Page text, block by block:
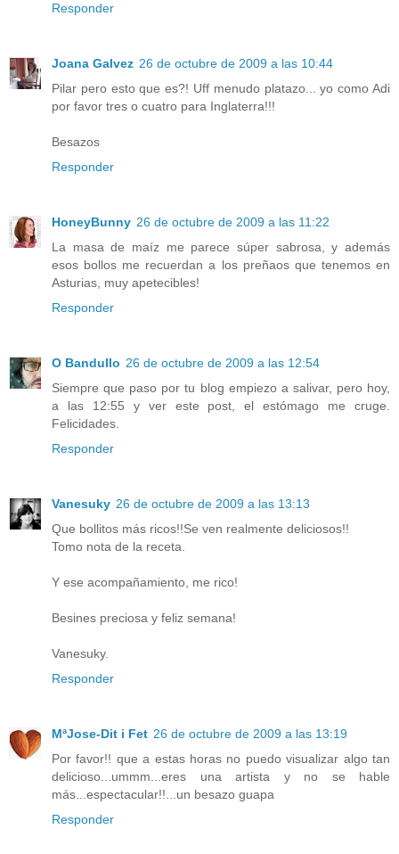
Responder
Joana Galvez 26 de octubre de 2009 a las 10:44
Pilar pero esto que es?! Uff menudo platazo... yo como Adi
por favor tres o cuatro para Inglaterra!!!
Besazos
Responder
HoneyBunny 26 de octubre de 2009 a las 11:22
La masa de maíz me parece súper sabrosa, y además
esos bollos me recuerdan a los preñaos que tenemos en
Asturias, muy apetecibles!
Responder
O Bandullo 26 de octubre de 2009 a las 12:54
Siempre que paso por tu blog empiezo a salivar, pero hoy,
a las 12:55 y ver este post, el estómago me cruge.
Felicidades.
Responder
Vanesuky 26 de octubre de 2009 a las 13:13
Que bollitos más ricos!!Se ven realmente deliciosos!!
Tomo nota de la receta.
Y ese acompañamiento, me rico!
Besines preciosa y feliz semana!
Vanesuky.
Responder
MªJose-Dit i Fet 26 de octubre de 2009 a las 13:19
Por favor!! que a estas horas no puedo visualizar algo tan
delicioso...ummm...eres una artista y no se hable
más...espectacular!!...un besazo guapa
Responder